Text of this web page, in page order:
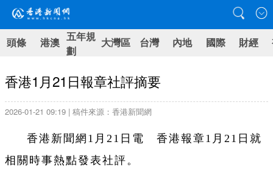
頭條 港澳 五年規
劃
大灣區 台灣 內地 國際 財經
香港1月21日報章社評摘要
2026-01-21 09:19 | 稿件來源：香港新聞網
香港新聞網1月21日電 香港報章1月21日就
相關時事熱點發表社評。